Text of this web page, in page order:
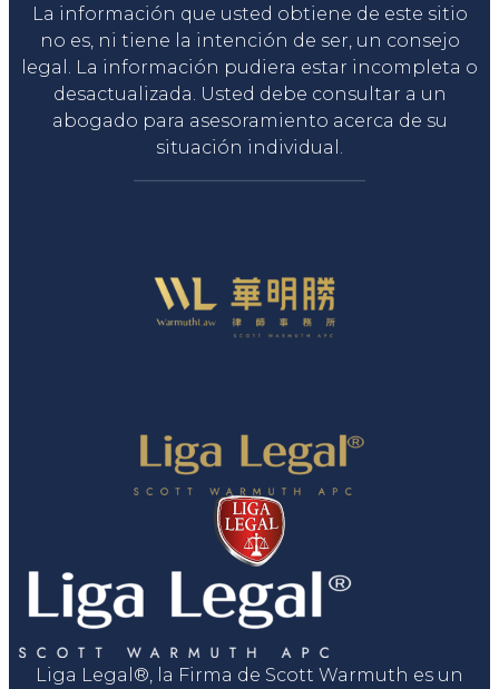
La información que usted obtiene de este sitio
no es, ni tiene la intención de ser, un consejo
legal. La información pudiera estar incompleta o
desactualizada. Usted debe consultar a un
abogado para asesoramiento acerca de su
situación individual.
Liga Legal®, la Firma de Scott Warmuth es un